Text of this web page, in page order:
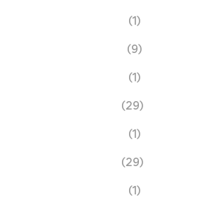
(1)
(9)
(1)
(29)
(1)
(29)
(1)